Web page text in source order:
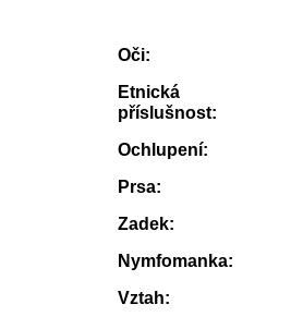
Oči:
Etnická
příslušnost:
Ochlupení:
Prsa:
Zadek:
Nymfomanka:
Vztah: